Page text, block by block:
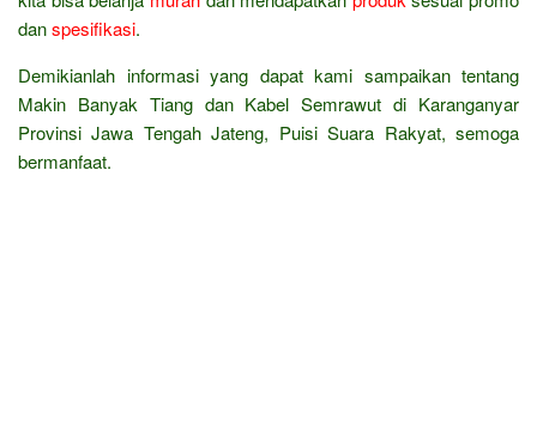
danspesifikasi.
Demikianlah informasi yang dapat kami sampaikan tentang
Makin Banyak Tiang dan Kabel Semrawut di Karanganyar
Provinsi Jawa Tengah Jateng, Puisi Suara Rakyat, semoga
bermanfaat.